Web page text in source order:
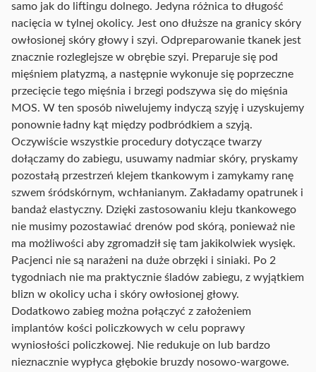
samo jak do liftingu dolnego. Jedyna różnica to długość
nacięcia w tylnej okolicy. Jest ono dłuższe na granicy skóry
owłosionej skóry głowy i szyi. Odpreparowanie tkanek jest
znacznie rozleglejsze w obrębie szyi. Preparuje się pod
mięśniem platyzmą, a następnie wykonuje się poprzeczne
przecięcie tego mięśnia i brzegi podszywa się do mięśnia
MOS. W ten sposób niwelujemy indyczą szyję i uzyskujemy
ponownie ładny kąt między podbródkiem a szyją.
Oczywiście wszystkie procedury dotyczące twarzy
dołączamy do zabiegu, usuwamy nadmiar skóry, pryskamy
pozostałą przestrzeń klejem tkankowym i zamykamy ranę
szwem śródskórnym, wchłanianym. Zakładamy opatrunek i
bandaż elastyczny. Dzięki zastosowaniu kleju tkankowego
nie musimy pozostawiać drenów pod skórą, ponieważ nie
ma możliwości aby zgromadził się tam jakikolwiek wysięk.
Pacjenci nie są narażeni na duże obrzęki i siniaki. Po 2
tygodniach nie ma praktycznie śladów zabiegu, z wyjątkiem
blizn w okolicy ucha i skóry owłosionej głowy.
Dodatkowo zabieg można połączyć z założeniem
implantów kości policzkowych w celu poprawy
wyniosłości policzkowej. Nie redukuje on lub bardzo
nieznacznie wypłyca głębokie bruzdy nosowo-wargowe.